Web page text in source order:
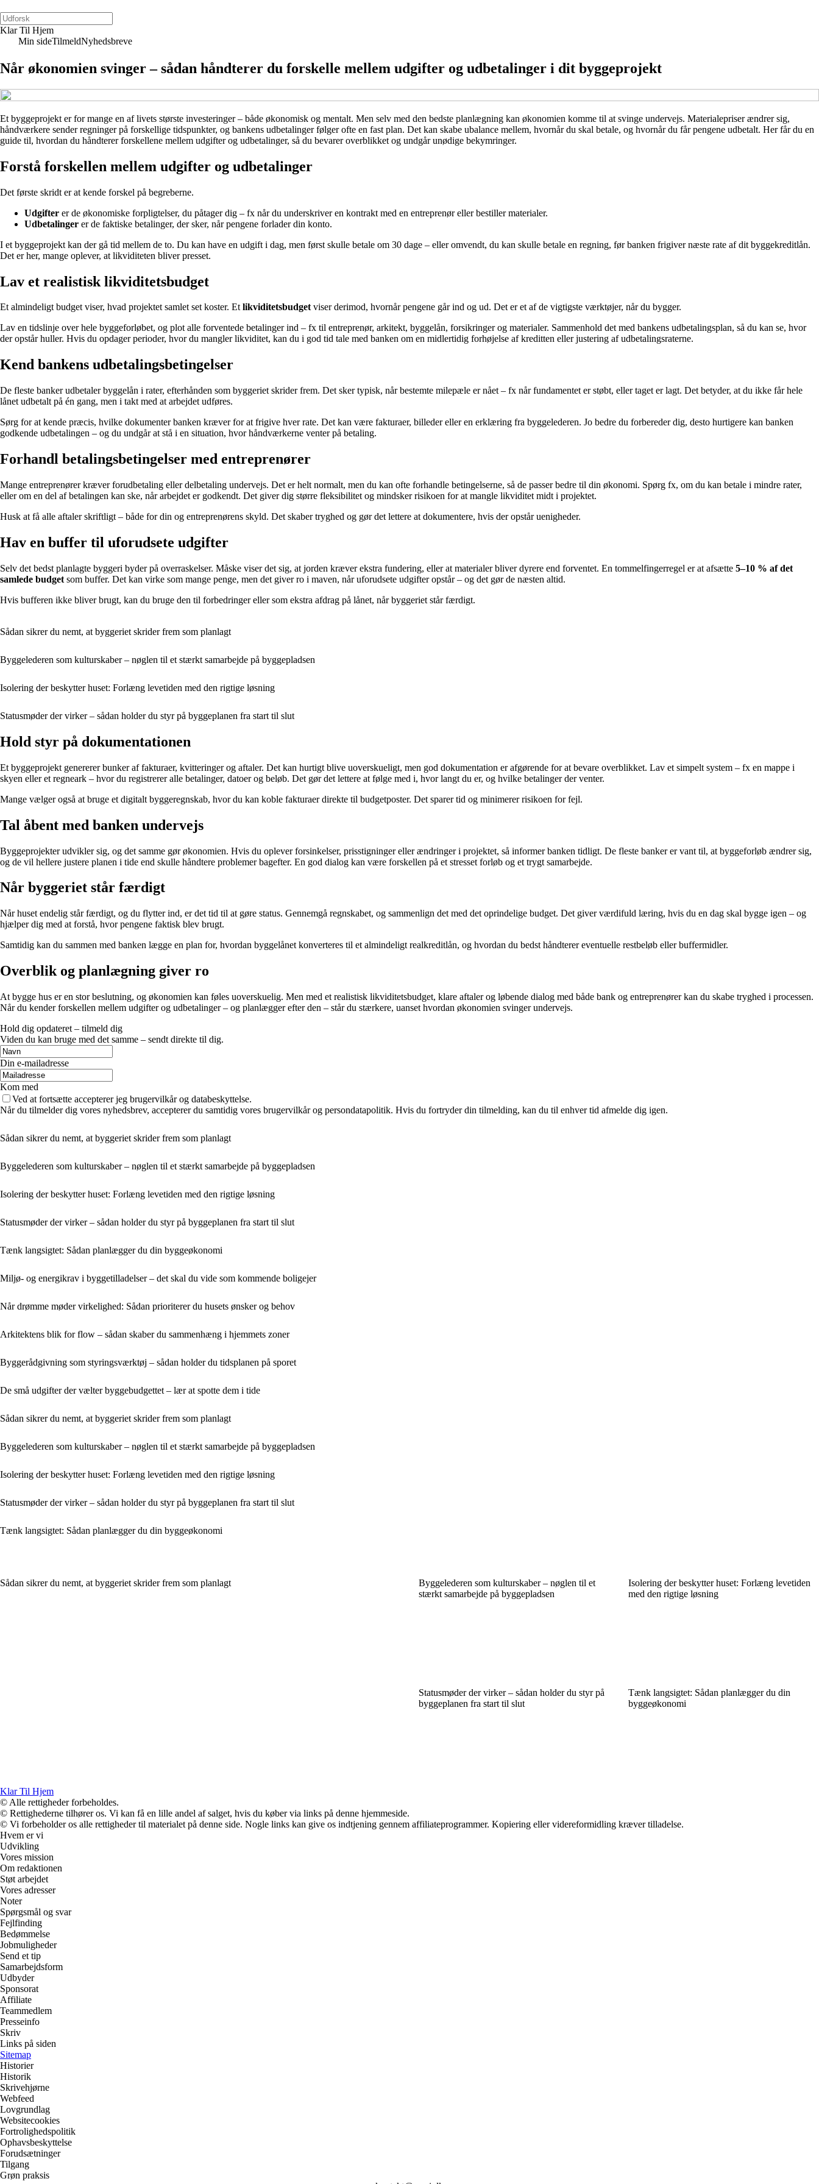
Klar Til Hjem
Min sideTilmeldNyhedsbreve
Når økonomien svinger – sådan håndterer du forskelle mellem udgifter og udbetalinger i dit byggeprojekt
Et byggeprojekt er for mange en af livets største investeringer – både økonomisk og mentalt. Men selv med den bedste planlægning kan økonomien komme til at svinge undervejs. Materialepriser ændrer sig,
håndværkere sender regninger på forskellige tidspunkter, og bankens udbetalinger følger ofte en fast plan. Det kan skabe ubalance mellem, hvornår du skal betale, og hvornår du får pengene udbetalt. Her får du en
guide til, hvordan du håndterer forskellene mellem udgifter og udbetalinger, så du bevarer overblikket og undgår unødige bekymringer.
Forstå forskellen mellem udgifter og udbetalinger
Det første skridt er at kende forskel på begreberne.
Udgifter er de økonomiske forpligtelser, du påtager dig – fx når du underskriver en kontrakt med en entreprenør eller bestiller materialer.
Udbetalinger er de faktiske betalinger, der sker, når pengene forlader din konto.
I et byggeprojekt kan der gå tid mellem de to. Du kan have en udgift i dag, men først skulle betale om 30 dage – eller omvendt, du kan skulle betale en regning, før banken frigiver næste rate af dit byggekreditlån.
Det er her, mange oplever, at likviditeten bliver presset.
Lav et realistisk likviditetsbudget
Et almindeligt budget viser, hvad projektet samlet set koster. Etlikviditetsbudgetviser derimod, hvornår pengene går ind og ud. Det er et af de vigtigste værktøjer, når du bygger.
Lav en tidslinje over hele byggeforløbet, og plot alle forventede betalinger ind – fx til entreprenør, arkitekt, byggelån, forsikringer og materialer. Sammenhold det med bankens udbetalingsplan, så du kan se, hvor
der opstår huller. Hvis du opdager perioder, hvor du mangler likviditet, kan du i god tid tale med banken om en midlertidig forhøjelse af kreditten eller justering af udbetalingsraterne.
Kend bankens udbetalingsbetingelser
De fleste banker udbetaler byggelån i rater, efterhånden som byggeriet skrider frem. Det sker typisk, når bestemte milepæle er nået – fx når fundamentet er støbt, eller taget er lagt. Det betyder, at du ikke får hele
lånet udbetalt på én gang, men i takt med at arbejdet udføres.
Sørg for at kende præcis, hvilke dokumenter banken kræver for at frigive hver rate. Det kan være fakturaer, billeder eller en erklæring fra byggelederen. Jo bedre du forbereder dig, desto hurtigere kan banken
godkende udbetalingen – og du undgår at stå i en situation, hvor håndværkerne venter på betaling.
Forhandl betalingsbetingelser med entreprenører
Mange entreprenører kræver forudbetaling eller delbetaling undervejs. Det er helt normalt, men du kan ofte forhandle betingelserne, så de passer bedre til din økonomi. Spørg fx, om du kan betale i mindre rater,
eller om en del af betalingen kan ske, når arbejdet er godkendt. Det giver dig større fleksibilitet og mindsker risikoen for at mangle likviditet midt i projektet.
Husk at få alle aftaler skriftligt – både for din og entreprenørens skyld. Det skaber tryghed og gør det lettere at dokumentere, hvis der opstår uenigheder.
Hav en buffer til uforudsete udgifter
Selv det bedst planlagte byggeri byder på overraskelser. Måske viser det sig, at jorden kræver ekstra fundering, eller at materialer bliver dyrere end forventet. En tommelfingerregel er at afsætte 5–10 % af det
samlede budget som buffer. Det kan virke som mange penge, men det giver ro i maven, når uforudsete udgifter opstår – og det gør de næsten altid.
Hvis bufferen ikke bliver brugt, kan du bruge den til forbedringer eller som ekstra afdrag på lånet, når byggeriet står færdigt.
Sådan sikrer du nemt, at byggeriet skrider frem som planlagt
Byggelederen som kulturskaber – nøglen til et stærkt samarbejde på byggepladsen
Isolering der beskytter huset: Forlæng levetiden med den rigtige løsning
Statusmøder der virker – sådan holder du styr på byggeplanen fra start til slut
Hold styr på dokumentationen
Et byggeprojekt genererer bunker af fakturaer, kvitteringer og aftaler. Det kan hurtigt blive uoverskueligt, men god dokumentation er afgørende for at bevare overblikket. Lav et simpelt system – fx en mappe i
skyen eller et regneark – hvor du registrerer alle betalinger, datoer og beløb. Det gør det lettere at følge med i, hvor langt du er, og hvilke betalinger der venter.
Mange vælger også at bruge et digitalt byggeregnskab, hvor du kan koble fakturaer direkte til budgetposter. Det sparer tid og minimerer risikoen for fejl.
Tal åbent med banken undervejs
Byggeprojekter udvikler sig, og det samme gør økonomien. Hvis du oplever forsinkelser, prisstigninger eller ændringer i projektet, så informer banken tidligt. De fleste banker er vant til, at byggeforløb ændrer sig,
og de vil hellere justere planen i tide end skulle håndtere problemer bagefter. En god dialog kan være forskellen på et stresset forløb og et trygt samarbejde.
Når byggeriet står færdigt
Når huset endelig står færdigt, og du flytter ind, er det tid til at gøre status. Gennemgå regnskabet, og sammenlign det med det oprindelige budget. Det giver værdifuld læring, hvis du en dag skal bygge igen – og
hjælper dig med at forstå, hvor pengene faktisk blev brugt.
Samtidig kan du sammen med banken lægge en plan for, hvordan byggelånet konverteres til et almindeligt realkreditlån, og hvordan du bedst håndterer eventuelle restbeløb eller buffermidler.
Overblik og planlægning giver ro
At bygge hus er en stor beslutning, og økonomien kan føles uoverskuelig. Men med et realistisk likviditetsbudget, klare aftaler og løbende dialog med både bank og entreprenører kan du skabe tryghed i processen.
Når du kender forskellen mellem udgifter og udbetalinger – og planlægger efter den – står du stærkere, uanset hvordan økonomien svinger undervejs.
Hold dig opdateret – tilmeld dig
Viden du kan bruge med det samme – sendt direkte til dig.
Din e-mailadresse
Kom med
Ved at fortsætte accepterer jeg brugervilkår og databeskyttelse.
Når du tilmelder dig vores nyhedsbrev, accepterer du samtidig vores brugervilkår og persondatapolitik. Hvis du fortryder din tilmelding, kan du til enhver tid afmelde dig igen.
Sådan sikrer du nemt, at byggeriet skrider frem som planlagt
Byggelederen som kulturskaber – nøglen til et stærkt samarbejde på byggepladsen
Isolering der beskytter huset: Forlæng levetiden med den rigtige løsning
Statusmøder der virker – sådan holder du styr på byggeplanen fra start til slut
Tænk langsigtet: Sådan planlægger du din byggeøkonomi
Miljø- og energikrav i byggetilladelser – det skal du vide som kommende boligejer
Når drømme møder virkelighed: Sådan prioriterer du husets ønsker og behov
Arkitektens blik for flow – sådan skaber du sammenhæng i hjemmets zoner
Byggerådgivning som styringsværktøj – sådan holder du tidsplanen på sporet
De små udgifter der vælter byggebudgettet – lær at spotte dem i tide
Sådan sikrer du nemt, at byggeriet skrider frem som planlagt
Byggelederen som kulturskaber – nøglen til et stærkt samarbejde på byggepladsen
Isolering der beskytter huset: Forlæng levetiden med den rigtige løsning
Statusmøder der virker – sådan holder du styr på byggeplanen fra start til slut
Tænk langsigtet: Sådan planlægger du din byggeøkonomi
Sådan sikrer du nemt, at byggeriet skrider frem som planlagt
Byggelederen som kulturskaber – nøglen til et
stærkt samarbejde på byggepladsen
Isolering der beskytter huset: Forlæng levetiden
med den rigtige løsning
Statusmøder der virker – sådan holder du styr på
byggeplanen fra start til slut
Tænk langsigtet: Sådan planlægger du din
byggeøkonomi
Klar Til Hjem
© Alle rettigheder forbeholdes.
© Rettighederne tilhører os. Vi kan få en lille andel af salget, hvis du køber via links på denne hjemmeside.
© Vi forbeholder os alle rettigheder til materialet på denne side. Nogle links kan give os indtjening gennem affiliateprogrammer. Kopiering eller videreformidling kræver tilladelse.
Hvem er vi
Udvikling
Vores mission
Om redaktionen
Støt arbejdet
Vores adresser
Noter
Spørgsmål og svar
Fejlfinding
Bedømmelse
Jobmuligheder
Send et tip
Samarbejdsform
Udbyder
Sponsorat
Affiliate
Teammedlem
Presseinfo
Skriv
Links på siden
Sitemap
Historier
Historik
Skrivehjørne
Webfeed
Lovgrundlag
Websitecookies
Fortrolighedspolitik
Ophavsbeskyttelse
Forudsætninger
Tilgang
Grøn praksis